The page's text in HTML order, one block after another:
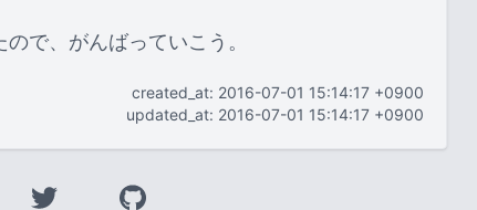
で、がんばっていこう。
created_at: 2016-07-01 15:14:17 +0900
updated_at: 2016-07-01 15:14:17 +0900